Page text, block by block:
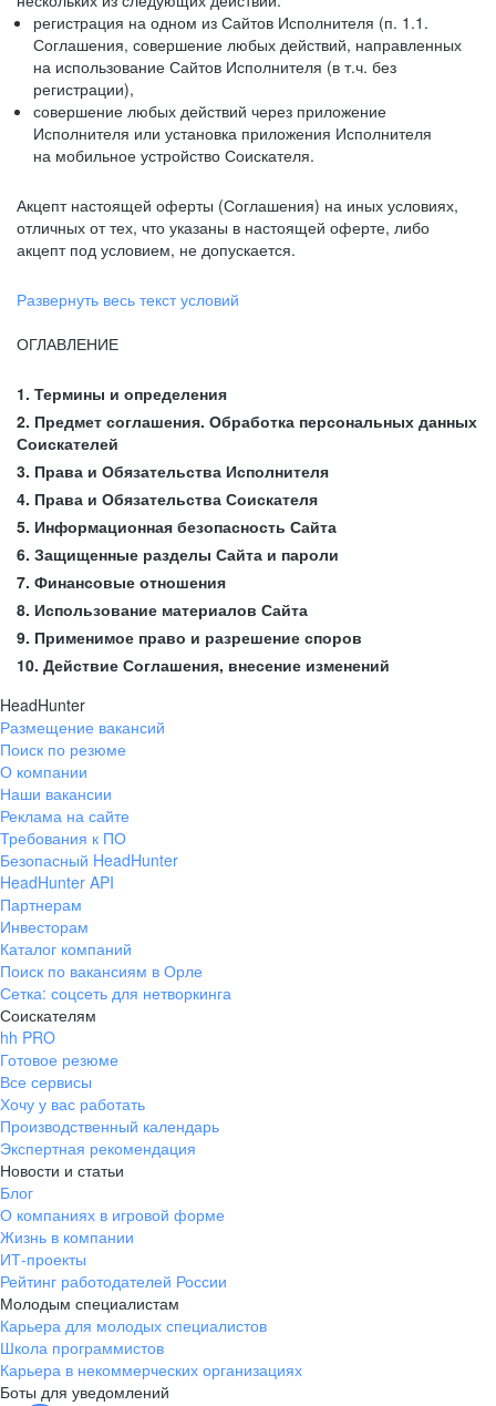
регистрация на одном из Сайтов Исполнителя (п. 1.1.
Соглашения, совершение любых действий, направленных
на использование Сайтов Исполнителя (в т.ч. без
регистрации),
совершение любых действий через приложение
Исполнителя или установка приложения Исполнителя
на мобильное устройство Соискателя.
Акцепт настоящей оферты (Соглашения) на иных условиях,
отличных от тех, что указаны в настоящей оферте, либо
акцепт под условием, не допускается.
Развернуть весь текст условий
ОГЛАВЛЕНИЕ
1. Термины и определения
2. Предмет соглашения. Обработка персональных данных
Соискателей
3. Права и Обязательства Исполнителя
4. Права и Обязательства Соискателя
5. Информационная безопасность Сайта
6. Защищенные разделы Сайта и пароли
7. Финансовые отношения
8. Использование материалов Сайта
9. Применимое право и разрешение споров
10. Действие Соглашения, внесение изменений
HeadHunter
Размещение вакансий
Поиск по резюме
О компании
Наши вакансии
Реклама на сайте
Требования к ПО
Безопасный HeadHunter
HeadHunter API
Партнерам
Инвесторам
Каталог компаний
Поиск по вакансиям в Орле
Сетка: соцсеть для нетворкинга
Соискателям
hh PRO
Готовое резюме
Все сервисы
Хочу у вас работать
Производственный календарь
Экспертная рекомендация
Новости и статьи
Блог
О компаниях в игровой форме
Жизнь в компании
ИТ-проекты
Рейтинг работодателей России
Молодым специалистам
Карьера для молодых специалистов
Школа программистов
Карьера в некоммерческих организациях
Боты для уведомлений